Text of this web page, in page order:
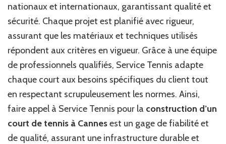
nationaux et internationaux, garantissant qualité et
sécurité. Chaque projet est planifié avec rigueur,
assurant que les matériaux et techniques utilisés
répondent aux critères en vigueur. Grâce à une équipe
de professionnels qualifiés, Service Tennis adapte
chaque court aux besoins spécifiques du client tout
en respectant scrupuleusement les normes. Ainsi,
faire appel à Service Tennis pour la construction d’un
court de tennis à Cannesest un gage de fiabilité et
de qualité, assurant une infrastructure durable et